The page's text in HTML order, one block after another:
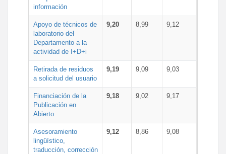
información
Apoyo de técnicos de
laboratorio del
Departamento a la
actividad de I+D+i
9,20 8,99 9,12
Retirada de residuos
a solicitud del usuario
9,19 9,09 9,03
Financiación de la
Publicación en
Abierto
9,18 9,02 9,17
Asesoramiento
lingüístico,
traducción, corrección
9,12 8,86 9,08